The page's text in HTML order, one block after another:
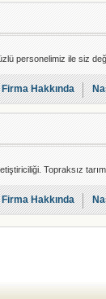
personelimiz ile siz
Firma Hakkında
Topraksız
Firma Hakkında